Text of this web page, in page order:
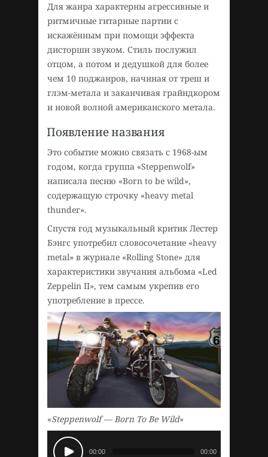
Для жанра характерны агрессивные и
ритмичные гитарные партии с
искажённым при помощи эффекта
дисторшн звуком. Стиль послужил
отцом, а потом и дедушкой для более
чем 10 поджанров, начиная от треш и
глэм-метала и заканчивая грайндкором
и новой волной американского метала.
Появление названия
Это событие можно связать с 1968-ым
годом, когда группа «Steppenwolf»
написала песню «Born to be wild»,
содержащую строчку «heavy metal
thunder».
Спустя год музыкальный критик Лестер
Бэнгс употребил словосочетание «heavy
metal» в журнале «Rolling Stone» для
характеристики звучания альбома «Led
Zeppelin II», тем самым укрепив его
употребление в прессе.
«Steppenwolf — Born To Be Wild»
00:00 00:00